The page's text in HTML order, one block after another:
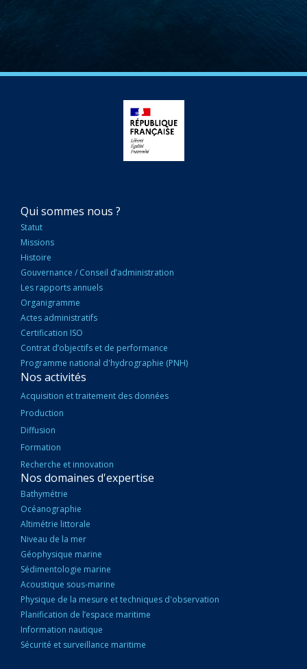
NAVIGATION
PRINCIPALE
Qui sommes nous ?
Statut
Missions
Histoire
Gouvernance / Conseil d’administration
Les rapports annuels
Organigramme
Actes administratifs
Certification ISO
Contrat d’objectifs et de performance
Programme national d'hydrographie (PNH)
Nos activités
Acquisition et traitement des données
Production
Diffusion
Formation
Recherche et innovation
Nos domaines d'expertise
Bathymétrie
Océanographie
Altimétrie littorale
Niveau de la mer
Géophysique marine
Sédimentologie marine
Acoustique sous-marine
Physique de la mesure et techniques d'observation
Planification de l’espace maritime
Information nautique
Sécurité et surveillance maritime